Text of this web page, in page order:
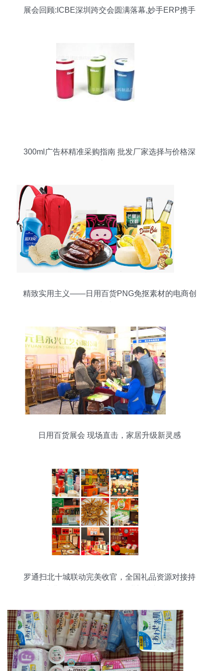
展会回顾:ICBE深圳跨交会圆满落幕,妙手ERP携手
300ml广告杯精准采购指南 批发厂家选择与价格深
精致实用主义——日用百货PNG免抠素材的电商创
日用百货展会 现场直击，家居升级新灵感
罗通扫北十城联动完美收官，全国礼品资源对接持